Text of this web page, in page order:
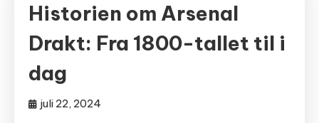
Historien om Arsenal
Drakt: Fra 1800-tallet til i
dag
juli 22, 2024